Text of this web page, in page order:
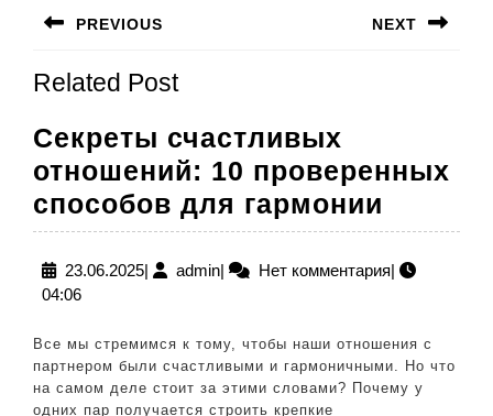
по
записям
PREVIOUS
запись:
NEXT
Related Post
Секреты счастливых
отношений: 10 проверенных
способов для гармонии
для
23.06.202523.06.2025
| adminadmin
| Нет комментария|
04:06
Все мы стремимся к тому, чтобы наши отношения с
партнером были счастливыми и гармоничными. Но что
на самом деле стоит за этими словами? Почему у
одних пар получается строить крепкие